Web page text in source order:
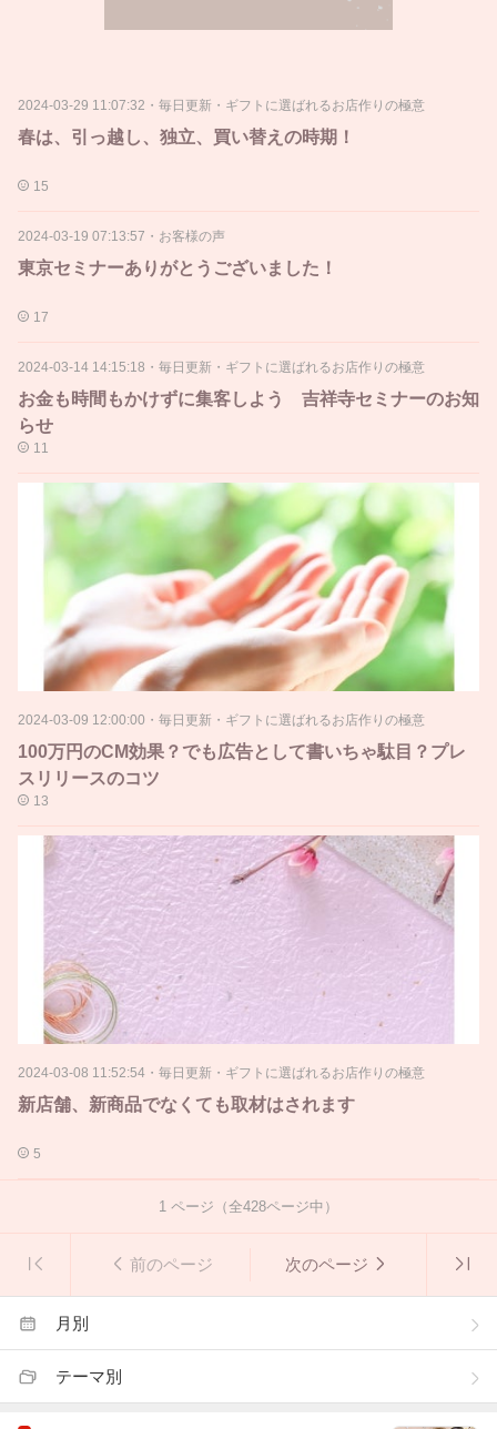
2024-03-29 11:07:32 ・ 毎日更新・ギフトに選ばれるお店作りの極意
春は、引っ越し、独立、買い替えの時期！
15
2024-03-19 07:13:57 ・ お客様の声
東京セミナーありがとうございました！
17
2024-03-14 14:15:18 ・ 毎日更新・ギフトに選ばれるお店作りの極意
お金も時間もかけずに集客しよう 吉祥寺セミナーのお知
らせ
11
2024-03-09 12:00:00 ・ 毎日更新・ギフトに選ばれるお店作りの極意
100万円のCM効果？でも広告として書いちゃ駄目？プレ
スリリースのコツ
13
2024-03-08 11:52:54 ・ 毎日更新・ギフトに選ばれるお店作りの極意
新店舗、新商品でなくても取材はされます
5
1 ページ（全428ページ中）
前のページ 次のページ
月別
テーマ別